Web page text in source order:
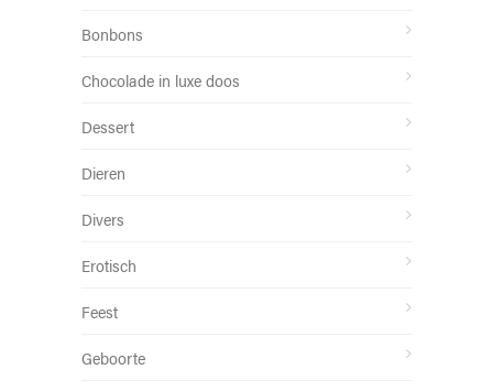
Bonbons
Chocolade in luxe doos
Dessert
Dieren
Divers
Erotisch
Feest
Geboorte